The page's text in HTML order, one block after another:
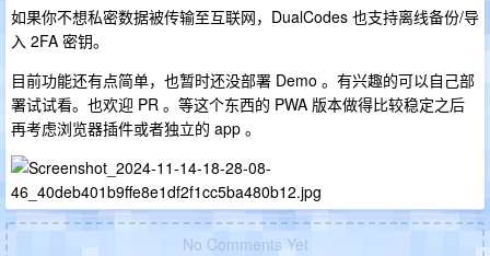
如果你不想私密数据被传输至互联网，DualCodes 也支持离线备份/导
入 2FA 密钥。
目前功能还有点简单，也暂时还没部署 Demo 。有兴趣的可以自己部
署试试看。也欢迎 PR 。等这个东西的 PWA 版本做得比较稳定之后
再考虑浏览器插件或者独立的 app 。
No Comments Yet